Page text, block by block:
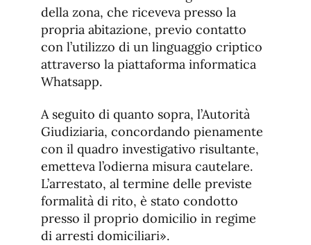
della zona, che riceveva presso la
propria abitazione, previo contatto
con l’utilizzo di un linguaggio criptico
attraverso la piattaforma informatica
Whatsapp.
A seguito di quanto sopra, l’Autorità
Giudiziaria, concordando pienamente
con il quadro investigativo risultante,
emetteva l’odierna misura cautelare.
L’arrestato, al termine delle previste
formalità di rito, è stato condotto
presso il proprio domicilio in regime
di arresti domiciliari».